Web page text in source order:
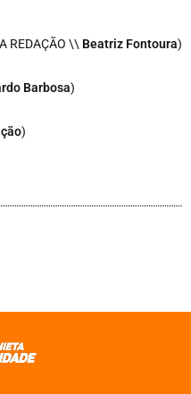
REDAÇÃO \\ Beatriz Fontoura)
Barbosa)
)